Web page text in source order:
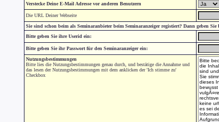
Verstecke Deine E-Mail Adresse vor anderen Benutzern
Die URL Deiner Webseite
Sie sind schon beim als Seminaranbieter beim Seminaranzeiger registiert? Dann geben
Bitte geben Sie ihre Userid ein:
Bitte geben Sie ihr Passwort für den Seminaranzeiger ein:
Nutzungsbestimmungen
Bitte lies die Nutzungsbestimmungen genau durch, und bestätige die Annahme und
das lesen der Nutzungsbestimmungen mit dem anklicken der 'Ich stimme zu'
Checkbox